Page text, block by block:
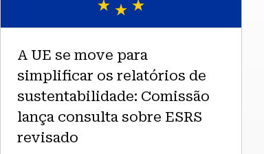
A UE se move para
simplificar os relatórios de
sustentabilidade: Comissão
lança consulta sobre ESRS
revisado
os
relatórios
sustentabilidade:
Comissão
lança
consulta
sobre